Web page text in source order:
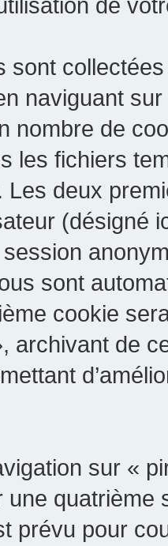
sont
naviguant
nombre de
les fichiers
deux
(désigné
sont
cookie
archivant de
sur «
une
prévu pour